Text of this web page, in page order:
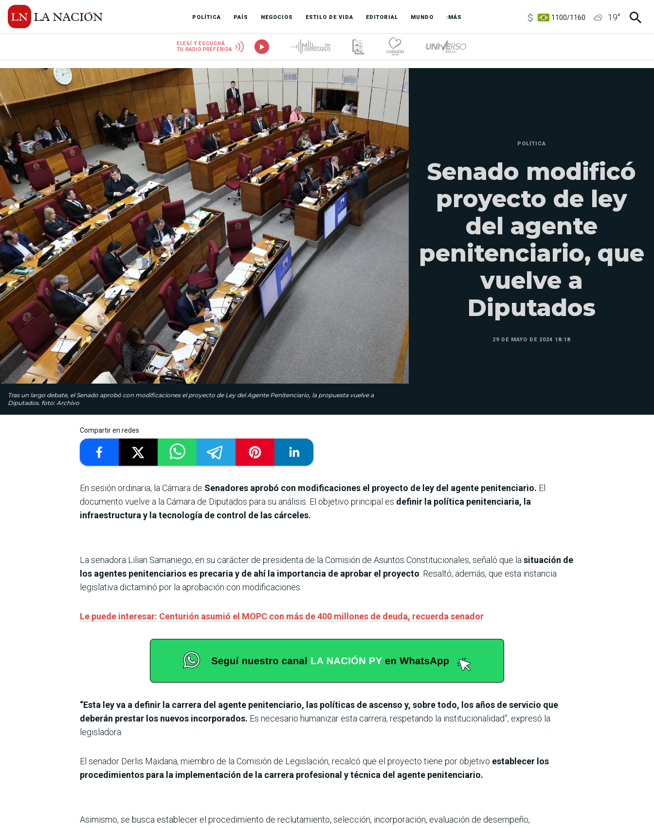
POLÍTICA PAÍS NEGOCIOS ESTILO DE VIDA EDITORIAL MUNDO :MÁS
3,8/4
19°
ELEGÍ Y ESCUCHÁ
TU RADIO PREFERIDA
Tras un largo debate, el Senado aprobó con modificaciones el proyecto de Ley del Agente Penitenciario, la propuesta vuelve a
Diputados. foto: Archivo
POLÍTICA
Senado modificó
proyecto de ley
del agente
penitenciario, que
vuelve a
Diputados
29 DE MAYO DE 2024 18:18
Compartir en redes
En sesión ordinaria, la Cámara de Senadores aprobó con modificaciones el proyecto de ley del agente penitenciario. El
documento vuelve a la Cámara de Diputados para su análisis. El objetivo principal es definir la política penitenciaria, la
infraestructura y la tecnología de control de las cárceles.
La senadora Lilian Samaniego, en su carácter de presidenta de la Comisión de Asuntos Constitucionales, señaló que la situación de
los agentes penitenciarios es precaria y de ahí la importancia de aprobar el proyecto . Resaltó, además, que esta instancia
legislativa dictaminó por la aprobación con modificaciones.
Le puede interesar: Centurión asumió el MOPC con más de 400 millones de deuda, recuerda senador
“Esta ley va a definir la carrera del agente penitenciario, las políticas de ascenso y, sobre todo, los años de servicio que
deberán prestar los nuevos incorporados. Es necesario humanizar esta carrera, respetando la institucionalidad”, expresó la
legisladora.
El senador Derlis Maidana, miembro de la Comisión de Legislación, recalcó que el proyecto tiene por objetivo establecer los
procedimientos para la implementación de la carrera profesional y técnica del agente penitenciario.
Asimismo, se busca establecer el procedimiento de reclutamiento, selección, incorporación, evaluación de desempeño,